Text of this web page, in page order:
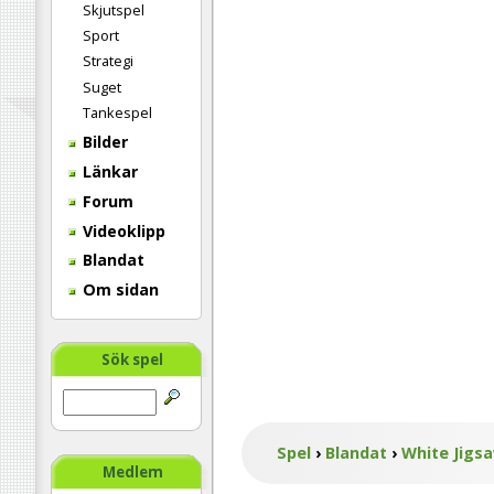
Skjutspel
Sport
Strategi
Suget
Tankespel
Bilder
Länkar
Forum
Videoklipp
Blandat
Om sidan
Sök spel
Medlem
Spel › Blandat › White